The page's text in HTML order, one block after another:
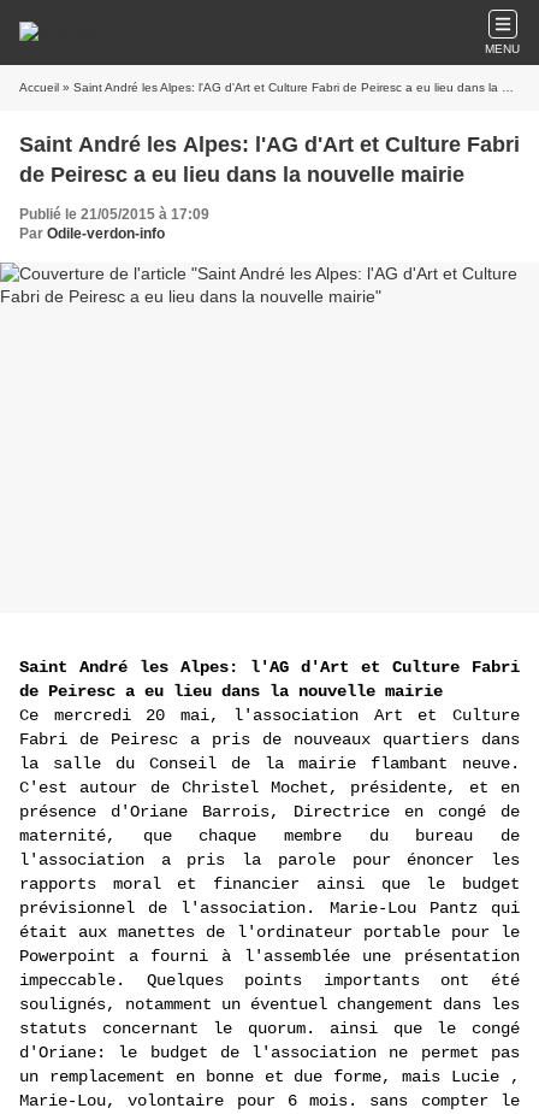
MENU
Accueil » Saint André les Alpes: l'AG d'Art et Culture Fabri de Peiresc a eu lieu dans la nouvelle mairie
Saint André les Alpes: l'AG d'Art et Culture Fabri
de Peiresc a eu lieu dans la nouvelle mairie
Publié le 21/05/2015 à 17:09
Par Odile-verdon-info
Saint André les Alpes: l'AG d'Art et Culture Fabri
de Peiresc a eu lieu dans la nouvelle mairie
Ce mercredi 20 mai, l'association Art et Culture
Fabri de Peiresc a pris de nouveaux quartiers dans
la salle du Conseil de la mairie flambant neuve.
C'est autour de Christel Mochet, présidente, et en
présence d'Oriane Barrois, Directrice en congé de
maternité, que chaque membre du bureau de
l'association a pris la parole pour énoncer les
rapports moral et financier ainsi que le budget
prévisionnel de l'association. Marie-Lou Pantz qui
était aux manettes de l'ordinateur portable pour le
Powerpoint a fourni à l'assemblée une présentation
impeccable. Quelques points importants ont été
soulignés, notamment un éventuel changement dans les
statuts concernant le quorum. ainsi que le congé
d'Oriane: le budget de l'association ne permet pas
un remplacement en bonne et due forme, mais Lucie ,
Marie-Lou, volontaire pour 6 mois. sans compter le